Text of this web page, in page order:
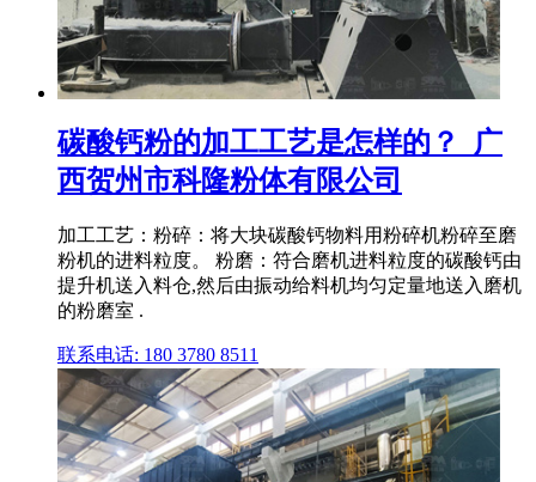
碳酸钙粉的加工工艺是怎样的？_广
西贺州市科隆粉体有限公司
加工工艺：粉碎：将大块碳酸钙物料用粉碎机粉碎至磨
粉机的进料粒度。 粉磨：符合磨机进料粒度的碳酸钙由
提升机送入料仓,然后由振动给料机均匀定量地送入磨机
的粉磨室 .
联系电话: 180 3780 8511